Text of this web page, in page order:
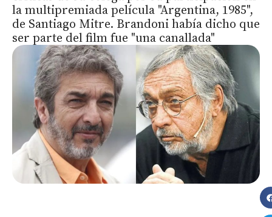
la multipremiada película "Argentina, 1985",
de Santiago Mitre. Brandoni había dicho que
ser parte del film fue "una canallada"